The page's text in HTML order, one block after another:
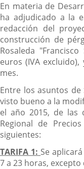
En materia de
ha adjudicado a la
redacción del
construcción de
Rosaleda
euros (IVA
mes.
Entre los asuntos de
visto bueno a la
el año 2015, de las
Regional de
siguientes:
TARIFA 1: Se
7 a 23 horas,